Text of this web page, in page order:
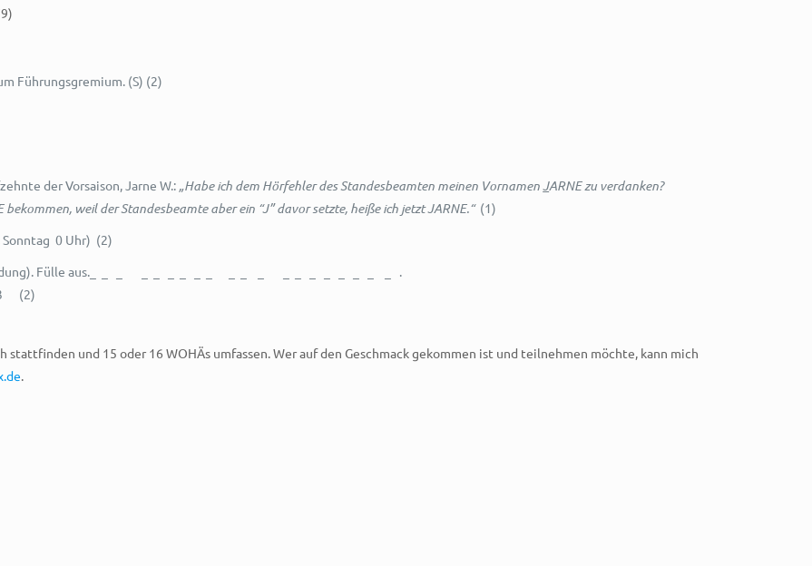
Führungsgremium. (S) (2)
der Vorsaison, Jarne W.: „Habe ich dem Hörfehler des Standesbeamten meinen VornamenJARNE zu verdanken?
bekommen, weil der Standesbeamte aber ein “J” davor setzte, heiße ich jetzt JARNE.“ (1)
0 Uhr) (2)
Fülle aus._ _ _ _ _ _ _ _ _ _ _ _ _ _ _ _ _ _ _ _ .
(2)
und 15 oder 16 WOHÄs umfassen. Wer auf den Geschmack gekommen ist und teilnehmen möchte, kann mich
.